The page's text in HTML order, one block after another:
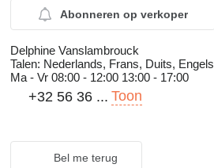
Abonneren op verkoper
Delphine Vanslambrouck
Talen: Nederlands, Frans, Duits, Engels
Ma - Vr 08:00 - 12:00 13:00 - 17:00
+32 56 36 ... Toon
Bel me terug